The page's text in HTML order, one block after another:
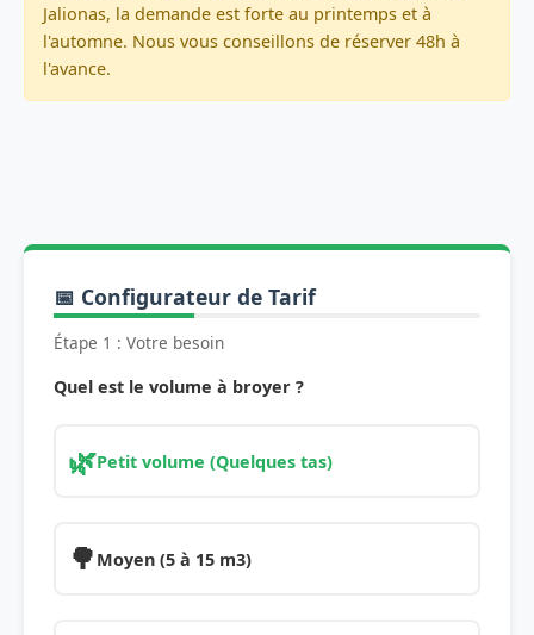
Jalionas, la demande est forte au printemps et à
l'automne. Nous vous conseillons de réserver 48h à
l'avance.
📅 Configurateur de Tarif
Étape 1 : Votre besoin
Quel est le volume à broyer ?
🌿Petit volume (Quelques tas)
🌳 Moyen (5 à 15 m3)